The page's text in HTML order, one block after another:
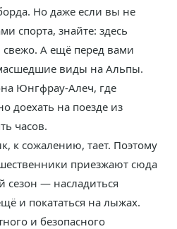
Но даже если вы не
спорта, знайте: здесь
свежо. А ещё перед вами
виды на Альпы.
Юнгфрау-Алеч, где
доехать на поезде из
часов.
к сожалению, тает. Поэтому
приезжают сюда
сезон — насладиться
и покататься на лыжах.
и безопасного